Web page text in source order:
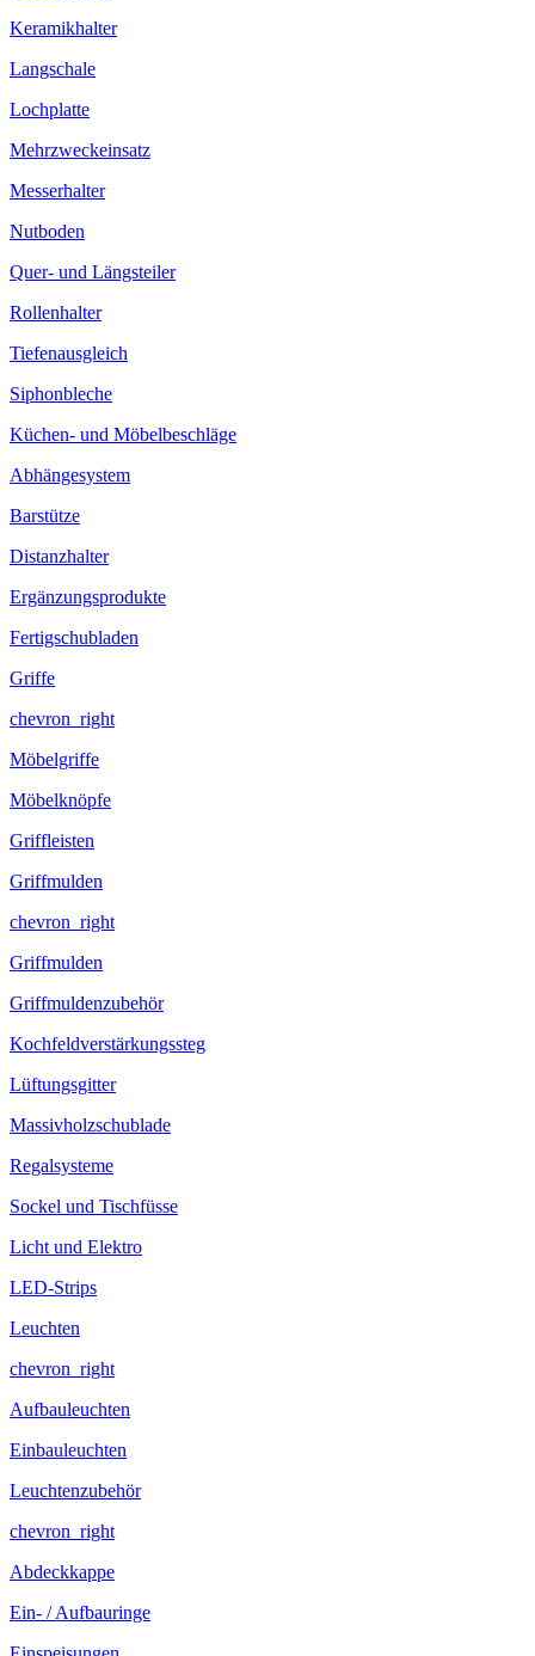
Keramikhalter
Langschale
Lochplatte
Mehrzweckeinsatz
Messerhalter
Nutboden
Quer- und Längsteiler
Rollenhalter
Tiefenausgleich
Siphonbleche
Küchen- und Möbelbeschläge
Abhängesystem
Barstütze
Distanzhalter
Ergänzungsprodukte
Fertigschubladen
Griffe
chevron_right
Möbelgriffe
Möbelknöpfe
Griffleisten
Griffmulden
chevron_right
Griffmulden
Griffmuldenzubehör
Kochfeldverstärkungssteg
Lüftungsgitter
Massivholzschublade
Regalsysteme
Sockel und Tischfüsse
Licht und Elektro
LED-Strips
Leuchten
chevron_right
Aufbauleuchten
Einbauleuchten
Leuchtenzubehör
chevron_right
Abdeckkappe
Ein- / Aufbauringe